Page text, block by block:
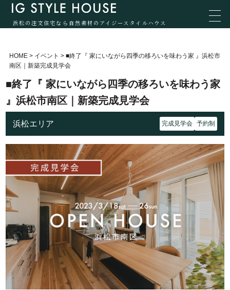
浜松の注文住宅なら自然素材のアイジースタイルハウス
HOME> イベント > ■終了『 家にいながら四季の移ろいを味わう家 』浜松市
南区｜新築完成見学会
■終了『 家にいながら四季の移ろいを味わう家
』浜松市南区｜新築完成見学会
浜松エリア 完成見学会 予約制